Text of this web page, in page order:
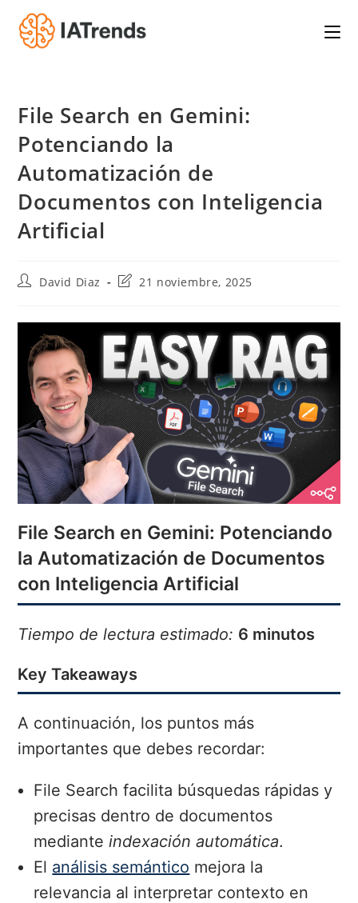
Saltar
contenido
File Search en Gemini:
Potenciando la
Automatización de
Documentos con Inteligencia
Artificial
Autor
entrada:
David Diaz
Última
la
entrada:
21 noviembre, 2025
File Search en Gemini: Potenciando
la Automatización de Documentos
con Inteligencia Artificial
Tiempo de lectura estimado: 6 minutos
Key Takeaways
A continuación, los puntos más
importantes que debes recordar:
File Search facilita búsquedas rápidas y
precisas dentro de documentos
medianteindexación automática.
El análisis semántico mejora la
relevancia al interpretar contexto en